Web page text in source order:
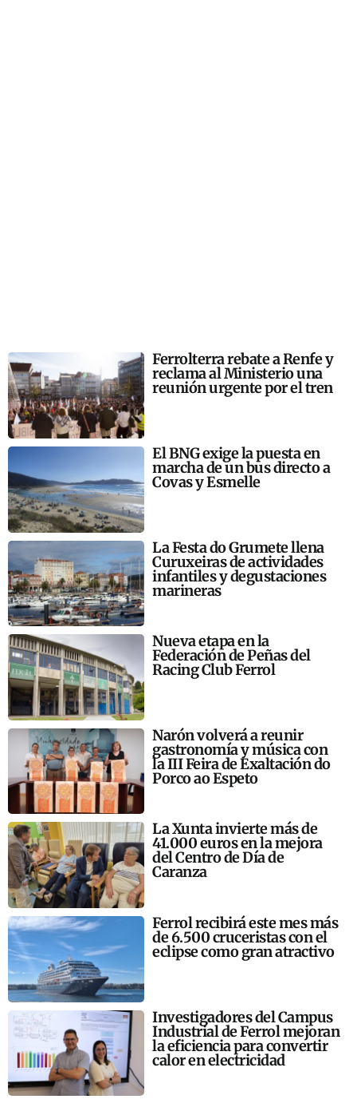
Ferrolterra rebate a Renfe y
reclama al Ministerio una
reunión urgente por el tren
El BNG exige la puesta en
marcha de un bus directo a
Covas y Esmelle
La Festa do Grumete llena
Curuxeiras de actividades
infantiles y degustaciones
marineras
Nueva etapa en la
Federación de Peñas del
Racing Club Ferrol
Narón volverá a reunir
gastronomía y música con
la III Feira de Exaltación do
Porco ao Espeto
La Xunta invierte más de
41.000 euros en la mejora
del Centro de Día de
Caranza
Ferrol recibirá este mes más
de 6.500 cruceristas con el
eclipse como gran atractivo
Investigadores del Campus
Industrial de Ferrol mejoran
la eficiencia para convertir
calor en electricidad